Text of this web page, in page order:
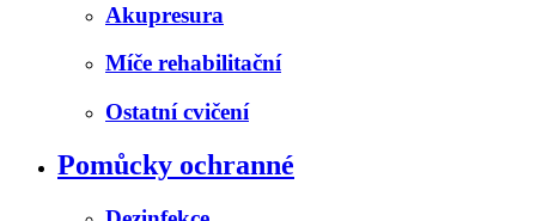
Akupresura
Míče rehabilitační
Ostatní cvičení
Pomůcky ochranné